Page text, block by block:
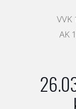
VVK
AK